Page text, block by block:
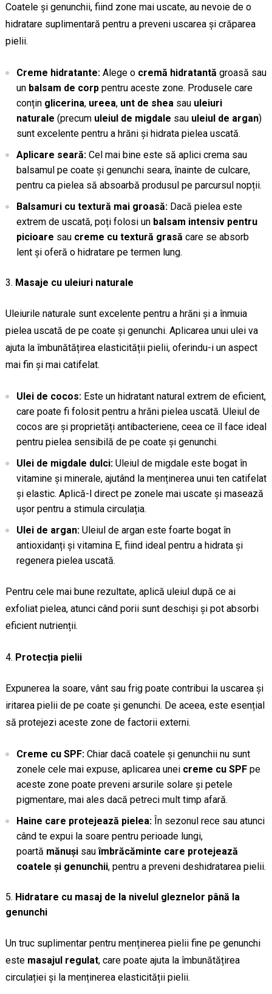
Coatele și genunchii, fiind zone mai uscate, au nevoie de o
hidratare suplimentară pentru a preveni uscarea și crăparea
pielii.
Creme hidratante:Alege o cremă hidratantă groasă sau
un balsam de corppentru aceste zone. Produsele care
conțin glicerina, ureea, unt de shea sau uleiuri
naturale (precum uleiul de migdale sau uleiul de argan)
sunt excelente pentru a hrăni și hidrata pielea uscată.
Aplicare seară:Cel mai bine este să aplici crema sau
balsamul pe coate și genunchi seara, înainte de culcare,
pentru ca pielea să absoarbă produsul pe parcursul nopții.
Balsamuri cu textură mai groasă:Dacă pielea este
extrem de uscată, poți folosi un balsam intensiv pentru
picioare sau creme cu textură grasă care se absorb
lent și oferă o hidratare pe termen lung.
Masaje cu uleiuri naturale
Uleiurile naturale sunt excelente pentru a hrăni și a înmuia
pielea uscată de pe coate și genunchi. Aplicarea unui ulei va
ajuta la îmbunătățirea elasticității pielii, oferindu-i un aspect
mai fin și mai catifelat.
Ulei de cocos:Este un hidratant natural extrem de eficient,
care poate fi folosit pentru a hrăni pielea uscată. Uleiul de
cocos are și proprietăți antibacteriene, ceea ce îl face ideal
pentru pielea sensibilă de pe coate și genunchi.
Ulei de migdale dulci:Uleiul de migdale este bogat în
vitamine și minerale, ajutând la menținerea unui ten catifelat
și elastic. Aplică-l direct pe zonele mai uscate și masează
ușor pentru a stimula circulația.
Ulei de argan:Uleiul de argan este foarte bogat în
antioxidanți și vitamina E, fiind ideal pentru a hidrata și
regenera pielea uscată.
Pentru cele mai bune rezultate, aplică uleiul după ce ai
exfoliat pielea, atunci când porii sunt deschiși și pot absorbi
eficient nutrienții.
Protecția pielii
Expunerea la soare, vânt sau frig poate contribui la uscarea și
iritarea pielii de pe coate și genunchi. De aceea, este esențial
să protejezi aceste zone de factorii externi.
Creme cu SPF:Chiar dacă coatele și genunchii nu sunt
zonele cele mai expuse, aplicarea unei creme cu SPFpe
aceste zone poate preveni arsurile solare și petele
pigmentare, mai ales dacă petreci mult timp afară.
Haine care protejează pielea:În sezonul rece sau atunci
când te expui la soare pentru perioade lungi,
poartă mănușisauîmbrăcăminte care protejează
coatele și genunchii, pentru a preveni deshidratarea pielii.
Hidratare cu masaj de la nivelul gleznelor până la
genunchi
Un truc suplimentar pentru menținerea pielii fine pe genunchi
este masajul regulat, care poate ajuta la îmbunătățirea
circulației și la menținerea elasticității pielii.